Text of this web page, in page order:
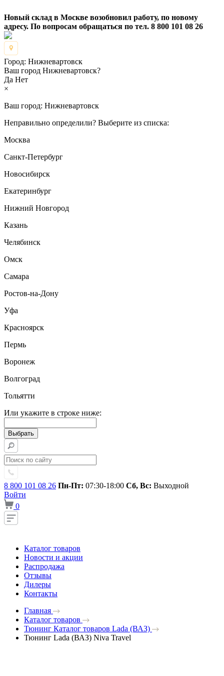
Новый склад в Москве возобновил работу, по новому
адресу. По вопросам обращаться по тел. 8 800 101 08 26
Город: Нижневартовск
Ваш город Нижневартовск?
Да Нет
×
Ваш город: Нижневартовск
Неправильно определили? Выберите из списка:
Москва
Санкт-Петербург
Новосибирск
Екатеринбург
Нижний Новгород
Казань
Челябинск
Омск
Самара
Ростов-на-Дону
Уфа
Красноярск
Пермь
Воронеж
Волгоград
Тольятти
Или укажите в строке ниже:
8 800 101 08 26 Пн-Пт: 07:30-18:00 Сб, Вс: Выходной
Войти
0
Каталог товаров
Новости и акции
Распродажа
Отзывы
Дилеры
Контакты
Главная
Каталог товаров
Тюнинг Каталог товаров Lada (ВАЗ)
Тюнинг Lada (ВАЗ) Niva Travel